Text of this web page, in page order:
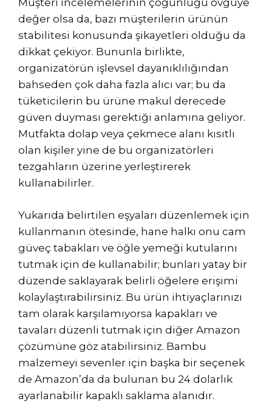
Müşteri incelemelerinin çoğunluğu övgüye
değer olsa da, bazı müşterilerin ürünün
stabilitesi konusunda şikayetleri olduğu da
dikkat çekiyor. Bununla birlikte,
organizatörün işlevsel dayanıklılığından
bahseden çok daha fazla alıcı var; bu da
tüketicilerin bu ürüne makul derecede
güven duyması gerektiği anlamına geliyor.
Mutfakta dolap veya çekmece alanı kısıtlı
olan kişiler yine de bu organizatörleri
tezgahların üzerine yerleştirerek
kullanabilirler.
Yukarıda belirtilen eşyaları düzenlemek için
kullanmanın ötesinde, hane halkı onu cam
güveç tabakları ve öğle yemeği kutularını
tutmak için de kullanabilir; bunları yatay bir
düzende saklayarak belirli öğelere erişimi
kolaylaştırabilirsiniz. Bu ürün ihtiyaçlarınızı
tam olarak karşılamıyorsa kapakları ve
tavaları düzenli tutmak için diğer Amazon
çözümüne göz atabilirsiniz. Bambu
malzemeyi sevenler için başka bir seçenek
de Amazon’da da bulunan bu 24 dolarlık
ayarlanabilir kapaklı saklama alanıdır.